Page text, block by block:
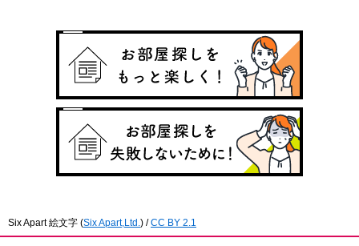
Six Apart 絵文字 (Six Apart,Ltd. ) /CC BY 2.1